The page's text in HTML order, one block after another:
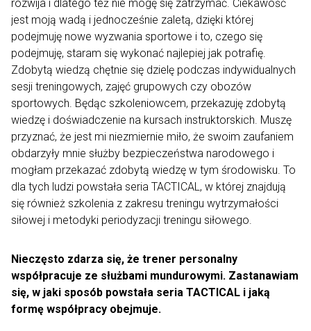
rozwija i dlatego też nie mogę się zatrzymać. Ciekawość
jest moją wadą i jednocześnie zaletą, dzięki której
podejmuję nowe wyzwania sportowe i to, czego się
podejmuję, staram się wykonać najlepiej jak potrafię.
Zdobytą wiedzą chętnie się dzielę podczas indywidualnych
sesji treningowych, zajęć grupowych czy obozów
sportowych. Będąc szkoleniowcem, przekazuję zdobytą
wiedzę i doświadczenie na kursach instruktorskich. Muszę
przyznać, że jest mi niezmiernie miło, że swoim zaufaniem
obdarzyły mnie służby bezpieczeństwa narodowego i
mogłam przekazać zdobytą wiedzę w tym środowisku. To
dla tych ludzi powstała seria TACTICAL, w której znajdują
się również szkolenia z zakresu treningu wytrzymałości
siłowej i metodyki periodyzacji treningu siłowego.
Nieczęsto zdarza się, że trener personalny
współpracuje ze służbami mundurowymi. Zastanawiam
się, w jaki sposób powstała seria TACTICAL i jaką
formę współpracy obejmuje.